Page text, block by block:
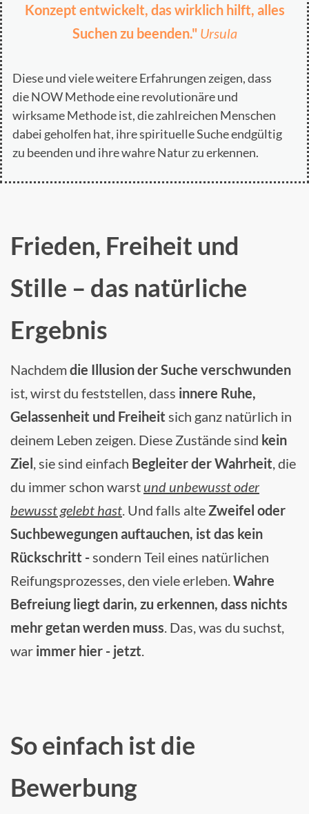
Konzept entwickelt, das wirklich hilft, alles
Suchen zu beenden." Ursula
Diese und viele weitere Erfahrungen zeigen, dass
die NOW Methode eine revolutionäre und
wirksame Methode ist, die zahlreichen Menschen
dabei geholfen hat, ihre spirituelle Suche endgültig
zu beenden und ihre wahre Natur zu erkennen.
Frieden, Freiheit und
Stille – das natürliche
Ergebnis
Nachdemdie Illusion der Suche verschwunden
ist, wirst du feststellen, dass innere Ruhe,
Gelassenheit und Freiheit sich ganz natürlich in
deinem Leben zeigen. Diese Zustände sind kein
Ziel, sie sind einfach Begleiter der Wahrheit, die
du immer schon warst und unbewusst oder
bewusst gelebt hast. Und falls alteZweifel oder
Suchbewegungen auftauchen, ist das kein
Rückschritt -sondern Teil eines natürlichen
Reifungsprozesses, den viele erleben.Wahre
Befreiung liegt darin, zu erkennen, dass nichts
mehr getan werden muss. Das, was du suchst,
war immer hier - jetzt.
So einfach ist die
Bewerbung